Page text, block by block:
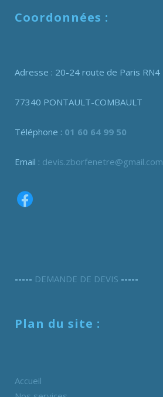
Coordonnées :
Adresse : 20-24 route de Paris RN4
77340 PONTAULT-COMBAULT
Téléphone : 01 60 64 99 50
Email : devis.zborfenetre@gmail.com
----- DEMANDE DE DEVIS -----
Plan du site :
Accueil